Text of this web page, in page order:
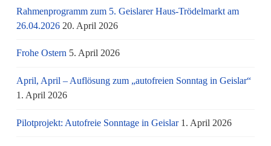
Rahmenprogramm zum 5. Geislarer Haus-Trödelmarkt am
26.04.2026 20. April 2026
Frohe Ostern 5. April 2026
April, April – Auflösung zum „autofreien Sonntag in Geislar“
1. April 2026
Pilotprojekt: Autofreie Sonntage in Geislar 1. April 2026